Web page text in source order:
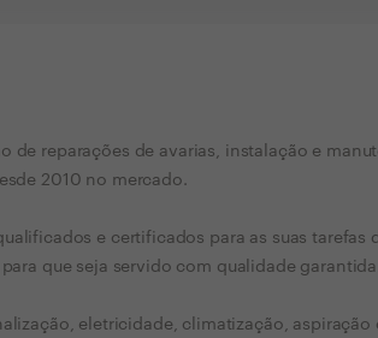
de reparações de avarias, instalação e
2010 no mercado.
e certificados para as suas tarefas
que seja servido com qualidade
eletricidade, climatização, aspiração